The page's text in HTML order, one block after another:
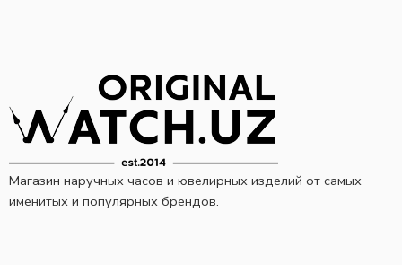
Магазин наручных часов и ювелирных изделий от самых
именитых и популярных брендов.